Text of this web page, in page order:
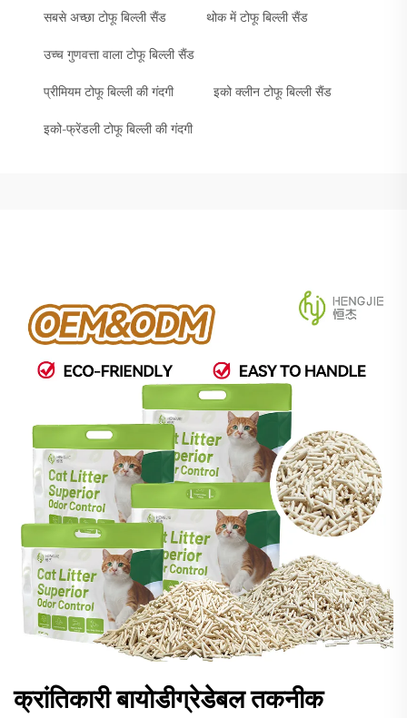
सबसे अच्छा टोफू बिल्ली सैंड थोक में टोफू बिल्ली सैंड
उच्च गुणवत्ता वाला टोफू बिल्ली सैंड
प्रीमियम टोफू बिल्ली की गंदगी इको क्लीन टोफू बिल्ली सैंड
इको-फ्रेंडली टोफू बिल्ली की गंदगी
क्रांतिकारी बायोडीग्रेडेबल तकनीक